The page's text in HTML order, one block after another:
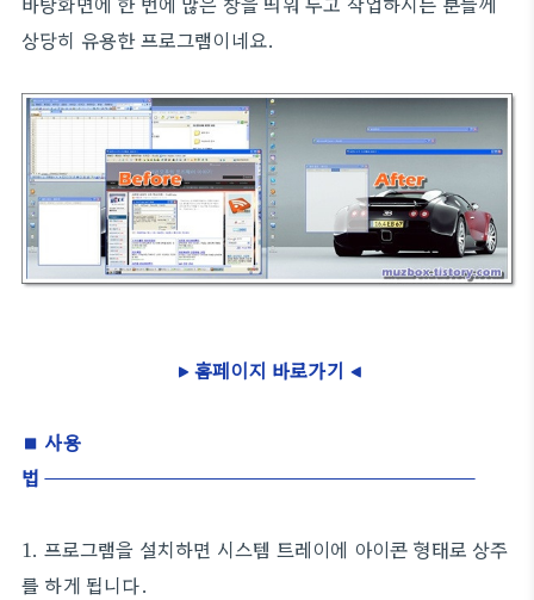
상당히 유용한 프로그램이네요.
▶홈페이지 바로가기 ◀
■ 사용
법
1. 프로그램을 설치하면 시스템 트레이에 아이콘 형태로 상주
를 하게 됩니다.